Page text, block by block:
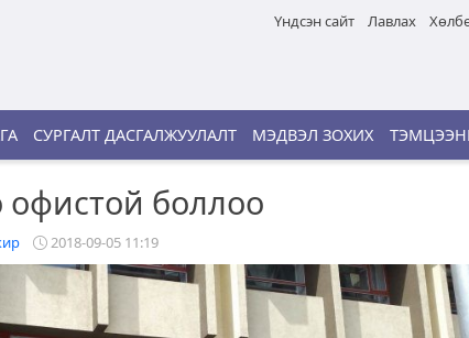
Үндсэн сайт Лавлах
СУРГАЛТ ДАСГАЛЖУУЛАЛТ МЭДВЭЛ ЗОХИХ
боллоо
2018-09-05 11:19